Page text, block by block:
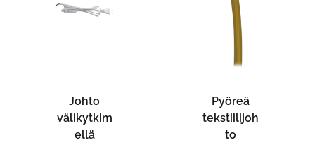
The
product
page
Johto
välikytkim
ellä
The
options
may
chosen
product
page
Pyöreä
tekstiilijoh
to